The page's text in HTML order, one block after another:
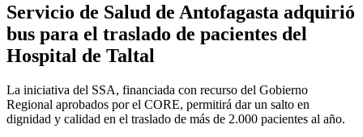
Servicio de Salud de Antofagasta adquirió
bus para el traslado de pacientes del
Hospital de Taltal
La iniciativa del SSA, financiada con recurso del Gobierno
Regional aprobados por el CORE, permitirá dar un salto en
dignidad y calidad en el traslado de más de 2.000 pacientes al año.